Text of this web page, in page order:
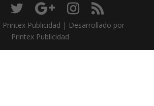
Printex Publicidad | Desarrollado por
Printex Publicidad